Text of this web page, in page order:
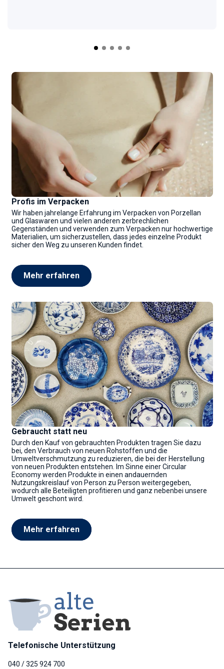
Profis im Verpacken
Wir haben jahrelange Erfahrung im Verpacken von Porzellan
und Glaswaren und vielen anderen zerbrechlichen
Gegenständen und verwenden zum Verpacken nur hochwertige
Materialien, um sicherzustellen, dass jedes einzelne Produkt
sicher den Weg zu unseren Kunden findet.
Mehr erfahren
Gebraucht statt neu
Durch den Kauf von gebrauchten Produkten tragen Sie dazu
bei, den Verbrauch von neuen Rohstoffen und die
Umweltverschmutzung zu reduzieren, die bei der Herstellung
von neuen Produkten entstehen. Im Sinne einer Circular
Economy werden Produkte in einen andauernden
Nutzungskreislauf von Person zu Person weitergegeben,
wodurch alle Beteiligten profitieren und ganz nebenbei unsere
Umwelt geschont wird.
Mehr erfahren
Telefonische Unterstützung
040 / 325 924 700